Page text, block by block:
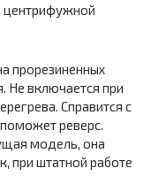
центрифужной
прорезиненных
Не включается при
Справится с
реверс.
модель, она
при штатной работе